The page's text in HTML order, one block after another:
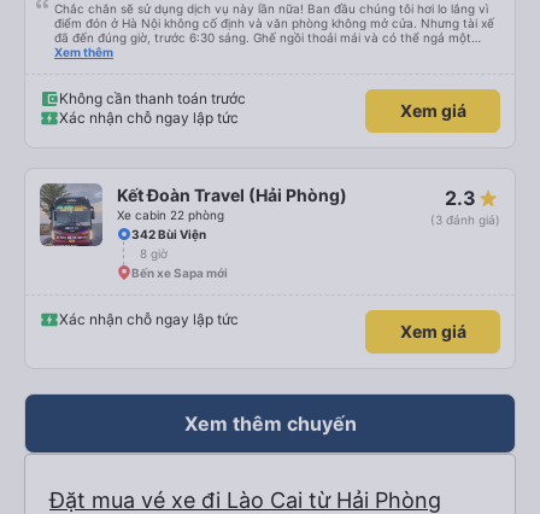
Chắc chắn sẽ sử dụng dịch vụ này lần nữa! Ban đầu chúng tôi hơi lo lắng vì
điểm đón ở Hà Nội không cố định và văn phòng không mở cửa. Nhưng tài xế
đã đến đúng giờ, trước 6:30 sáng. Ghế ngồi thoải mái và có thể ngả một
chút. Mỗi ghế đều có chai nước miễn phí và cổng sạc. Họ thậm chí còn cung
và giúp chúng tôi tìm chuyến xe tiếp theo. Dịch vụ thực sự xuất sắc.
Xem thêm
Không cần thanh toán trước
Xác nhận chỗ ngay lập tức
Xem giá
Kết Đoàn Travel (Hải Phòng)
Xe cabin 22 phòng
2.3
(3 đánh giá)
342 Bùi Viện
8 giờ
Bến xe Sapa mới
Xác nhận chỗ ngay lập tức
Xem giá
Xem thêm chuyến
Đặt mua vé xe đi Lào Cai từ Hải Phòng